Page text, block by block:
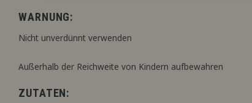
WARNUNG:
Nicht unverdünnt verwenden
Außerhalb der Reichweite von Kindern aufbewahren
ZUTATEN: